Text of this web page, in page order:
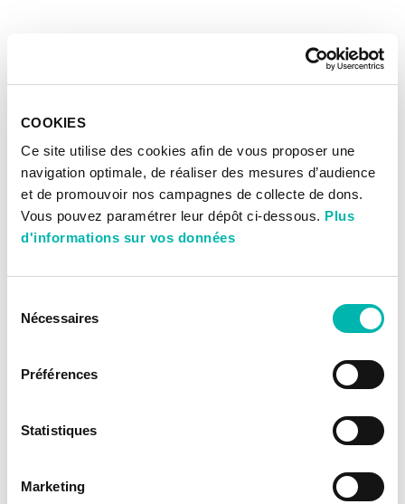
COOKIES
Ce site utilise des cookies afin de vous proposer une
navigation optimale, de réaliser des mesures d’audience
et de promouvoir nos campagnes de collecte de dons.
Vous pouvez paramétrer leur dépôt ci-dessous. Plus
d'informations sur vos données
Nécessaires
Préférences
Statistiques
Marketing